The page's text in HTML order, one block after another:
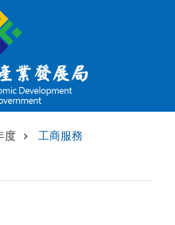
度 工商服務